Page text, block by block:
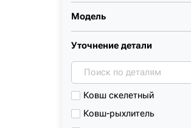
DEVELON
DOOSAN
FIAT-KOBELCO
FOTON
HENGTE
HIDROMEK
HITACHI
Модель
Уточнение детали
Ковш скелетный
Ковш-рыхлитель